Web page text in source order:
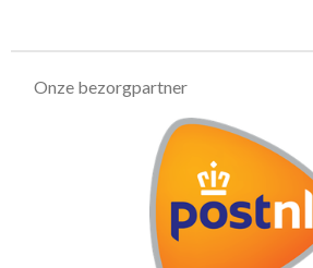
Onze bezorgpartner